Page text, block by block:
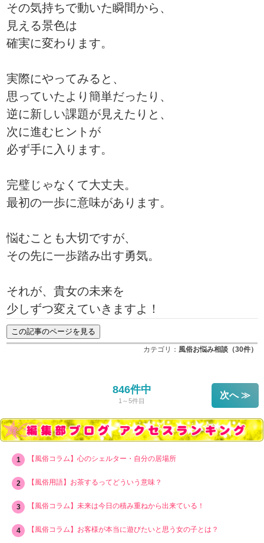
その気持ちで動いた瞬間から、
見える景色は
確実に変わります。
実際にやってみると、
思っていたより簡単だったり、
逆に新しい課題が見えたりと、
次に進むヒントが
必ず手に入ります。
完璧じゃなくて大丈夫。
最初の一歩に意味があります。
悩むことも大切ですが、
その先に一歩踏み出す勇気。
それが、貴女の未来を
少しずつ変えていきますよ！
カテゴリ： 風俗お悩み相談（30件）
846件中
1～5件目
次へ ≫
【風俗コラム】心のシェルター・自分の居場所
【風俗用語】お茶するってどういう意味？
【風俗コラム】未来は今日の積み重ねから出来ている！
【風俗コラム】お客様が本当に遊びたいと思う女の子とは？